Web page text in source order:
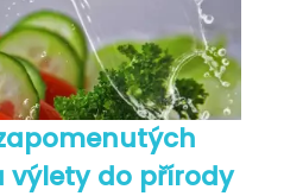
výlety do přírody